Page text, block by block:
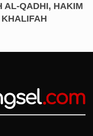
AL-QADHI, HAKIM